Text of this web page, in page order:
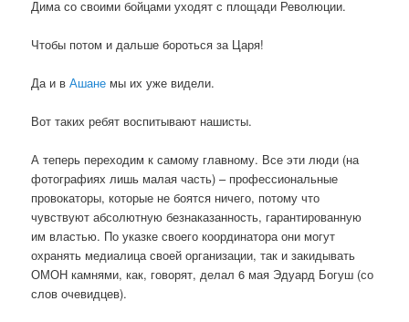
Дима со своими бойцами уходят с площади Революции.
Чтобы потом и дальше бороться за Царя!
Да и вАшане мы их уже видели.
Вот таких ребят воспитывают нашисты.
А теперь переходим к самому главному. Все эти люди (на
фотографиях лишь малая часть) – профессиональные
провокаторы, которые не боятся ничего, потому что
чувствуют абсолютную безнаказанность, гарантированную
им властью. По указке своего координатора они могут
охранять медиалица своей организации, так и закидывать
ОМОН камнями, как, говорят, делал 6 мая Эдуард Богуш (со
слов очевидцев).